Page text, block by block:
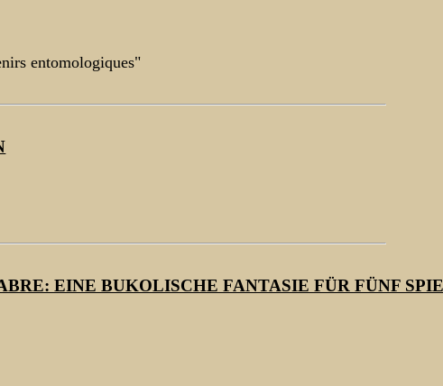
entomologiques"
EINE BUKOLISCHE FANTASIE FÜR FÜNF